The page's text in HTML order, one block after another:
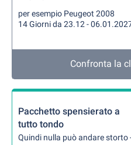
per esempio Peugeot 2008
14 Giorni da 23.12 -
Confronta la
Pacchetto spensierato a
tutto tondo
Quindi nulla può andare